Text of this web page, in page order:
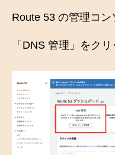
Route 53 の管理コン
「DNS 管理」をクリ